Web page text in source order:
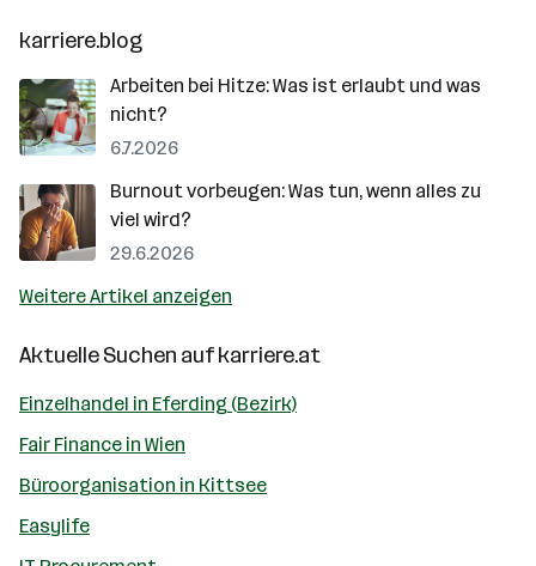
karriere.blog
Arbeiten bei Hitze: Was ist erlaubt und was
nicht?
6.7.2026
Burnout vorbeugen: Was tun, wenn alles zu
viel wird?
29.6.2026
Weitere Artikel anzeigen
Aktuelle Suchen aufkarriere.at
Einzelhandel in Eferding (Bezirk)
Fair Finance in Wien
Büroorganisation in Kittsee
Easylife